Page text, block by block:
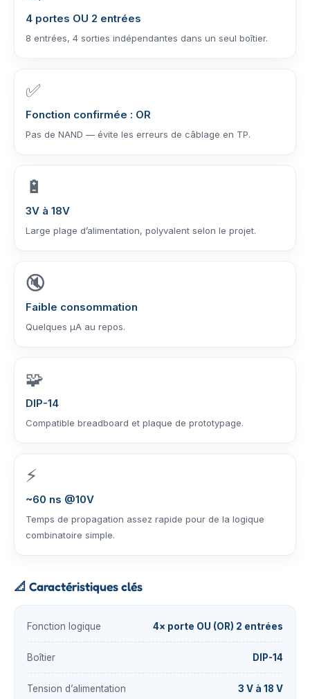
4 portes OU 2 entrées
8 entrées, 4 sorties indépendantes dans un seul boîtier.
✅
Fonction confirmée : OR
Pas de NAND — évite les erreurs de câblage en TP.
🔋
3V à 18V
Large plage d’alimentation, polyvalent selon le projet.
🔇
Faible consommation
Quelques µA au repos.
🧩
DIP-14
Compatible breadboard et plaque de prototypage.
⚡
~60 ns @10V
Temps de propagation assez rapide pour de la logique
combinatoire simple.
📐 Caractéristiques clés
Fonction logique 4× porte OU (OR) 2 entrées
Boîtier DIP-14
Tension d’alimentation 3 V à 18 V